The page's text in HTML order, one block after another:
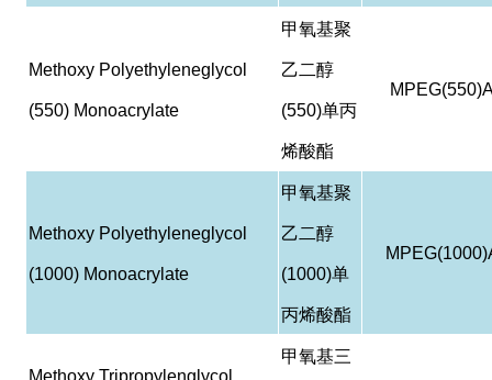
Methoxy Polyethyleneglycol
(550) Monoacrylate
甲氧基聚
乙二醇
(550)单丙
烯酸酯
Methoxy Polyethyleneglycol
(1000) Monoacrylate
甲氧基聚
乙二醇
(1000)单
丙烯酸酯
Methoxy Tripropylenglycol
甲氧基三